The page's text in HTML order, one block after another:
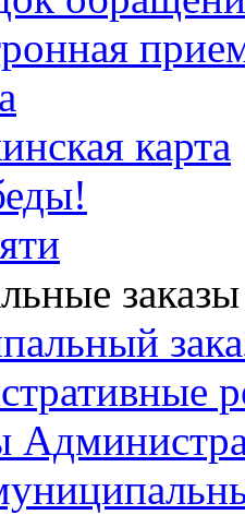
карта